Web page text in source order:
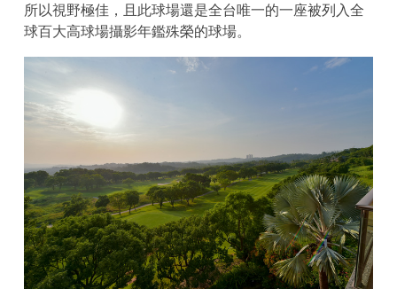
所以視野極佳，且此球場還是全台唯一的一座被列入全
球百大高球場攝影年鑑殊榮的球場。